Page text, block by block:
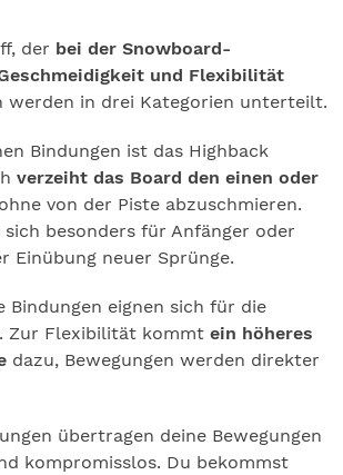
der bei der Snowboard-
und Flexibilität
werden in drei Kategorien unterteilt.
Bindungen ist das Highback
verzeiht das Board den einen oder
ohne von der Piste abzuschmieren.
sich besonders für Anfänger oder
Einübung neuer Sprünge.
Bindungen eignen sich für die
Zur Flexibilität kommt ein höheres
dazu, Bewegungen werden direkter
übertragen deine Bewegungen
kompromisslos. Du bekommst